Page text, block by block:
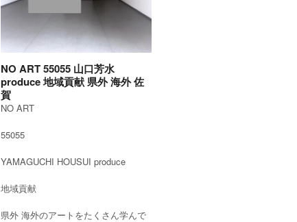
NO ART 55055 山口芳水
produce 地域貢献 県外 海外 佐
賀
NO ART
55055
YAMAGUCHI HOUSUI produce
地域貢献
県外 海外のアートをたくさん学んで